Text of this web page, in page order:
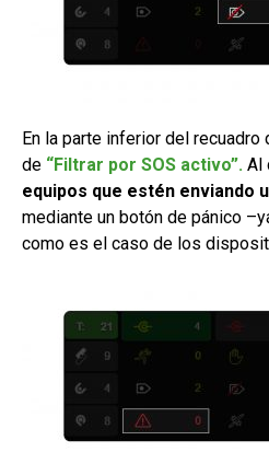
En la parte inferior del
de “Filtrar por SOS activo”. Al
equipos que estén enviando
mediante un botón de pánico
como es el caso de los